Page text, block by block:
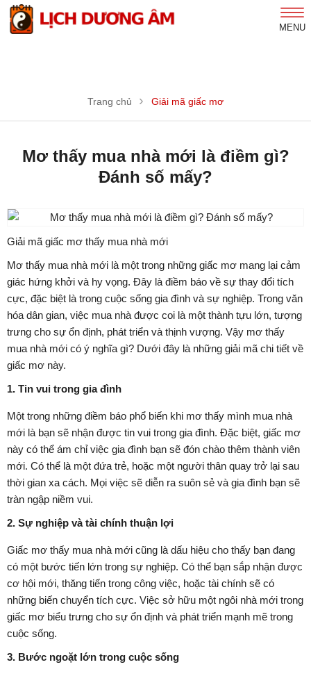
MENU
Trang chủ Giải mã giấc mơ
Mơ thấy mua nhà mới là điềm gì?
Đánh số mấy?
Giải mã giấc mơ thấy mua nhà mới
Mơ thấy mua nhà mới là một trong những giấc mơ mang lại cảm
giác hứng khởi và hy vọng. Đây là điềm báo về sự thay đổi tích
cực, đặc biệt là trong cuộc sống gia đình và sự nghiệp. Trong văn
hóa dân gian, việc mua nhà được coi là một thành tựu lớn, tượng
trưng cho sự ổn định, phát triển và thịnh vượng. Vậy mơ thấy
mua nhà mới có ý nghĩa gì? Dưới đây là những giải mã chi tiết về
giấc mơ này.
1. Tin vui trong gia đình
Một trong những điềm báo phổ biến khi mơ thấy mình mua nhà
mới là bạn sẽ nhận được tin vui trong gia đình. Đặc biệt, giấc mơ
này có thể ám chỉ việc gia đình bạn sẽ đón chào thêm thành viên
mới. Có thể là một đứa trẻ, hoặc một người thân quay trở lại sau
thời gian xa cách. Mọi việc sẽ diễn ra suôn sẻ và gia đình bạn sẽ
tràn ngập niềm vui.
2. Sự nghiệp và tài chính thuận lợi
Giấc mơ thấy mua nhà mới cũng là dấu hiệu cho thấy bạn đang
có một bước tiến lớn trong sự nghiệp. Có thể bạn sắp nhận được
cơ hội mới, thăng tiến trong công việc, hoặc tài chính sẽ có
những biến chuyển tích cực. Việc sở hữu một ngôi nhà mới trong
giấc mơ biểu trưng cho sự ổn định và phát triển mạnh mẽ trong
cuộc sống.
3. Bước ngoặt lớn trong cuộc sống